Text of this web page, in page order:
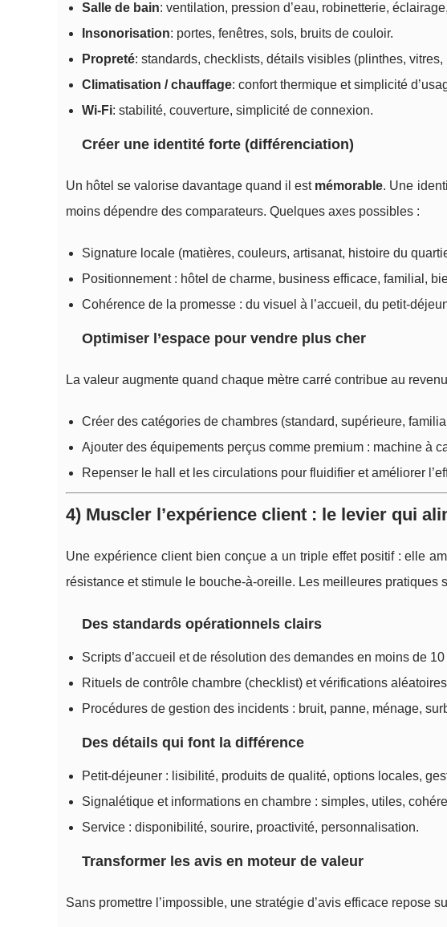
Salle de bain: ventilation, pression d’eau, robinetterie,
Insonorisation: portes, fenêtres, sols, bruits de couloir.
Propreté: standards, checklists, détails visibles (plinthes, vitres,
Climatisation / chauffage: confort thermique et simplicité
Wi-Fi: stabilité, couverture, simplicité de connexion.
Créer une identité forte (différenciation)
Un hôtel se valorise davantage quand il est mémorable. Une
moins dépendre des comparateurs. Quelques axes possibles :
Signature locale (matières, couleurs, artisanat, histoire du
Positionnement : hôtel de charme, business efficace, familial,
Cohérence de la promesse : du visuel à l’accueil, du petit-
Optimiser l’espace pour vendre plus cher
La valeur augmente quand chaque mètre carré contribue au
Créer des catégories de chambres (standard, supérieure,
Ajouter des équipements perçus comme premium : machine à
Repenser le hall et les circulations pour fluidifier et améliorer
4) Muscler l’expérience client : le levier qui
Une expérience client bien conçue a un triple effet positif : elle
résistance et stimule le bouche-à-oreille. Les meilleures pratiques
Des standards opérationnels clairs
Scripts d’accueil et de résolution des demandes en moins de
Rituels de contrôle chambre (checklist) et vérifications
Procédures de gestion des incidents : bruit, panne, ménage,
Des détails qui font la différence
Petit-déjeuner : lisibilité, produits de qualité, options locales,
Signalétique et informations en chambre : simples, utiles,
Service : disponibilité, sourire, proactivité, personnalisation.
Transformer les avis en moteur de valeur
Sans promettre l’impossible, une stratégie d’avis efficace repose